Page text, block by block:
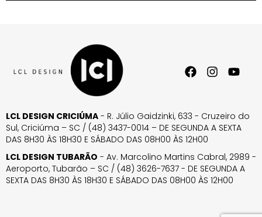
LCL DESIGN CRICIÚMA - R. Júlio Gaidzinki, 633 - Cruzeiro do
Sul, Criciúma – SC / (48) 3437-0014 – DE SEGUNDA A SEXTA
DAS 8H30 ÀS 18H30 E SÁBADO DAS 08H00 ÀS 12H00
LCL DESIGN TUBARÃO - Av. Marcolino Martins Cabral, 2989 -
Aeroporto, Tubarão – SC / (48) 3626-7637 - DE SEGUNDA A
SEXTA DAS 8H30 ÀS 18H30 E SÁBADO DAS 08H00 ÀS 12H00